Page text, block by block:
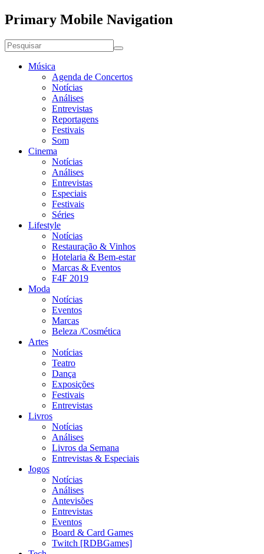
Primary Mobile Navigation
Música
Agenda de Concertos
Notícias
Análises
Entrevistas
Reportagens
Festivais
Som
Cinema
Notícias
Análises
Entrevistas
Especiais
Festivais
Séries
Lifestyle
Notícias
Restauração & Vinhos
Hotelaria & Bem-estar
Marcas & Eventos
F4F 2019
Moda
Notícias
Eventos
Marcas
Beleza /Cosmética
Artes
Notícias
Teatro
Dança
Exposições
Festivais
Entrevistas
Livros
Notícias
Análises
Livros da Semana
Entrevistas & Especiais
Jogos
Notícias
Análises
Antevisões
Entrevistas
Eventos
Board & Card Games
Twitch [RDBGames]